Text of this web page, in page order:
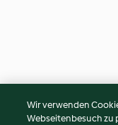
Wir verwenden
Webseitenbesuch zu